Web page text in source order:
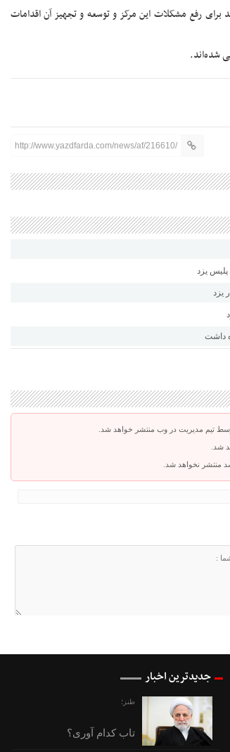
برای رفع مشکلات این مرکز و توسعه و تجهیز آن اقدامات
http://www.yazdfarda.com/news/af/216610/
یزد
داشت
تیم مدیریت در وب منتشر خواهد شد.
شد.
منتشر نخواهد شد.
جدیدترین اخبار
طنز؛
تاب کدام آوری؟